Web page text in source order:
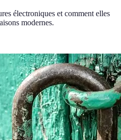
électroniques et comment elles
modernes.